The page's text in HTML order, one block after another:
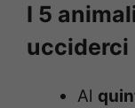
I 5
ucciderci
Al